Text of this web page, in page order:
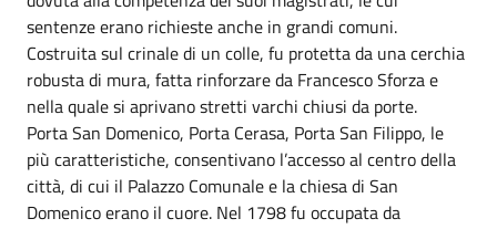
sentenze erano richieste anche in grandi comuni.
Costruita sul crinale di un colle, fu protetta da una cerchia
robusta di mura, fatta rinforzare da Francesco Sforza e
nella quale si aprivano stretti varchi chiusi da porte.
Porta San Domenico, Porta Cerasa, Porta San Filippo, le
più caratteristiche, consentivano l’accesso al centro della
città, di cui il Palazzo Comunale e la chiesa di San
Domenico erano il cuore. Nel 1798 fu occupata da